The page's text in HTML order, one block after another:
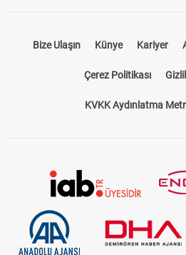
Bize Ulaşın Künye Kariyer
Çerez Politikası
KVKK Aydınlatma